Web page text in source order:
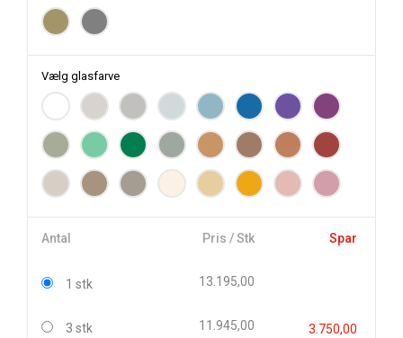
Vælg glasfarve
Antal Pris / Stk Spar
1 stk 13.195,00
3 stk 11.945,00 3.750,00